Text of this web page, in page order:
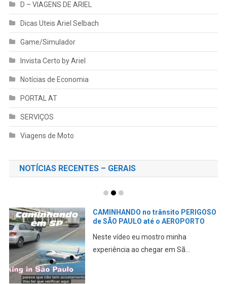
D – VIAGENS DE ARIEL
Dicas Uteis Ariel Selbach
Game/Simulador
Invista Certo by Ariel
Notícias de Economia
PORTAL AT
SERVIÇOS
Viagens de Moto
NOTÍCIAS RECENTES – GERAIS
CAMINHANDO no trânsito PERIGOSO
de SÃO PAULO até o AEROPORTO
Neste vídeo eu mostro minha
experiência ao chegar em Sã...